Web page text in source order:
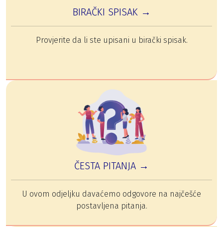
BIRAČKI SPISAK →
Provjerite da li ste upisani u birački spisak.
ČESTA PITANJA →
U ovom odjeljku davaćemo odgovore na najčešće
postavljena pitanja.